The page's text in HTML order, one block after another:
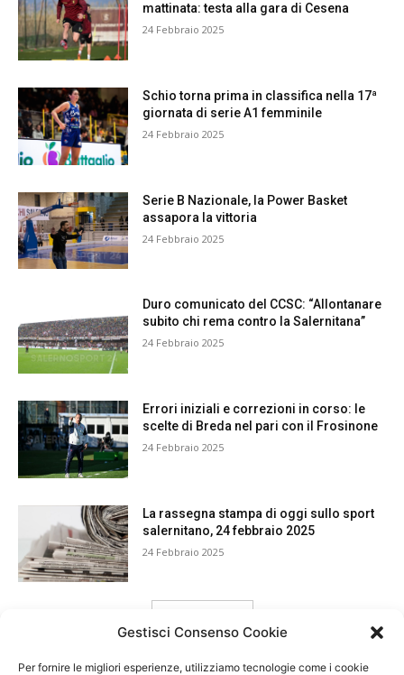
Gestisci Consenso Cookie
Per fornire le migliori esperienze, utilizziamo tecnologie come i cookie
mattinata: testa alla gara di Cesena
24 Febbraio 2025
Schio torna prima in classifica nella 17ª
giornata di serie A1 femminile
24 Febbraio 2025
Serie B Nazionale, la Power Basket
assapora la vittoria
24 Febbraio 2025
Duro comunicato del CCSC: “Allontanare
subito chi rema contro la Salernitana”
24 Febbraio 2025
Errori iniziali e correzioni in corso: le
scelte di Breda nel pari con il Frosinone
24 Febbraio 2025
La rassegna stampa di oggi sullo sport
salernitano, 24 febbraio 2025
24 Febbraio 2025